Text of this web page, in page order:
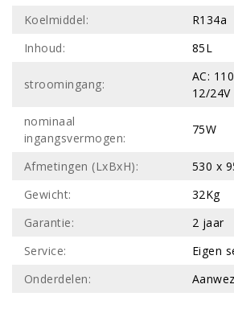
Koelmiddel:
R134a
Inhoud:
85L
stroomingang:
AC:
12/24V
nominaal
ingangsvermogen:
75W
Afmetingen (LxBxH):
530 x
Gewicht:
32Kg
Garantie:
2 jaar
Service:
Eigen
Onderdelen: